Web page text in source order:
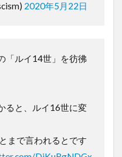
2020年5月22日
「ルイ14世」を彷彿
ると、ルイ16世に変
まで言われるとです